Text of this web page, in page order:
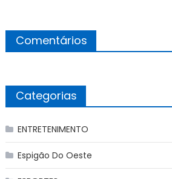
Comentários
Categorias
ENTRETENIMENTO
Espigão Do Oeste